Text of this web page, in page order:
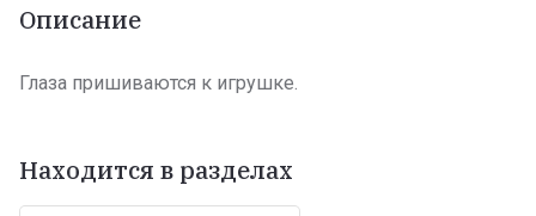
Описание
Глаза пришиваются к игрушке.
Находится в разделах